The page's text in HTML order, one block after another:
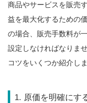
商品やサービスを販売
益を最大化するための
の場合、販売手数料が
設定しなければなりま
コツをいくつか紹介しま
1. 原価を明確にす